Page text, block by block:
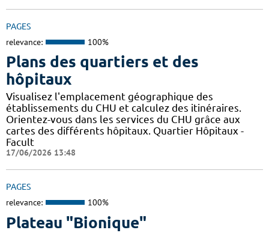
PAGES
relevance: 100%
Plans des quartiers et des
hôpitaux
Visualisez l'emplacement géographique des
établissements du CHU et calculez des itinéraires.
Orientez-vous dans les services du CHU grâce aux
cartes des différents hôpitaux. Quartier Hôpitaux -
Facult
17/06/2026 13:48
PAGES
relevance: 100%
Plateau "Bionique"